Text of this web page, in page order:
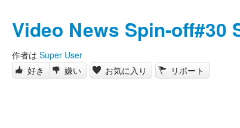
Video News Spin-off#30
作者は Super User
好き
嫌い お気に入り リポート